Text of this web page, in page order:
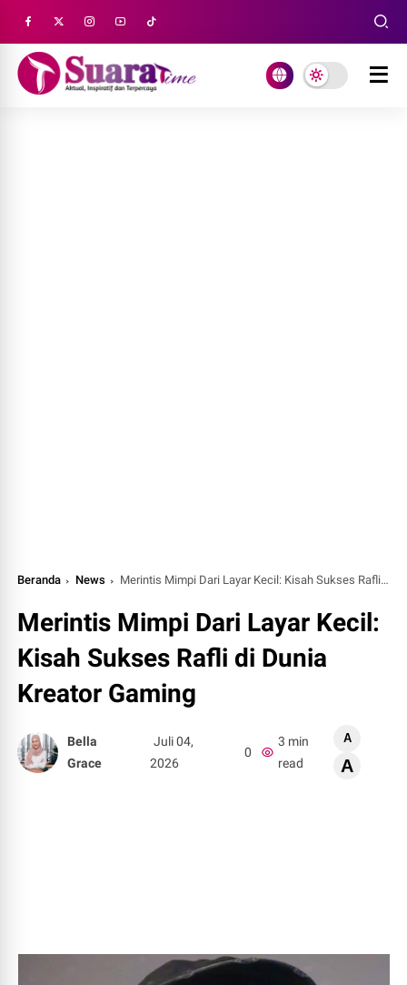
Beranda News Merintis Mimpi Dari Layar Kecil: Kisah Sukses Rafli di Dunia Kreator Gaming
Merintis Mimpi Dari Layar Kecil:
Kisah Sukses Rafli di Dunia
Kreator Gaming
Bella
Grace
Juli 04,
2026
0
3 min
read
A
A